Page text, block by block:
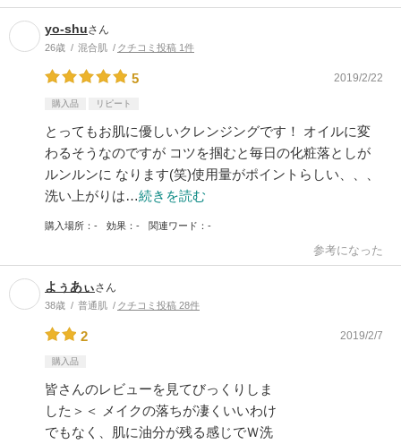
yo-shuさん
26歳 混合肌 クチコミ投稿 1件
5 2019/2/22
購入品 リピート
とってもお肌に優しいクレンジングです！ オイルに変
わるそうなのですが コツを掴むと毎日の化粧落としが
ルンルンに なります(笑)使用量がポイントらしい、、、
洗い上がりは…続きを読む
購入場所 - 効果 - 関連ワード -
参考になった
よぅあぃさん
38歳 普通肌 クチコミ投稿 28件
2 2019/2/7
購入品
皆さんのレビューを見てびっくりしま
した＞＜ メイクの落ちが凄くいいわけ
でもなく、肌に油分が残る感じでＷ洗